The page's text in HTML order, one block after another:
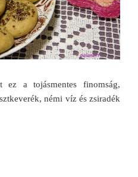
ez a tojásmentes finomság,
némi víz és zsiradék